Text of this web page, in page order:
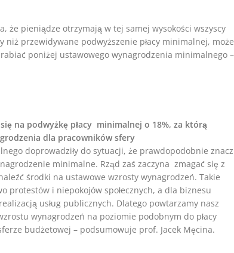
że pieniądze otrzymają w tej samej wysokości wszyscy
przewidywane podwyższenie płacy minimalnej, może
poniżej ustawowego wynagrodzenia minimalnego –
na podwyżkę płacy minimalnej o 18%, za którą
dla pracowników sfery
doprowadziły do sytuacji, że prawdopodobnie
minimalne. Rząd zaś zaczyna zmagać się z
środki na ustawowe wzrosty wynagrodzeń. Takie
protestów i niepokojów społecznych, a dla biznesu
usług publicznych. Dlatego powtarzamy nasz
wynagrodzeń na poziomie podobnym do płacy
budżetowej – podsumowuje prof. Jacek Męcina.